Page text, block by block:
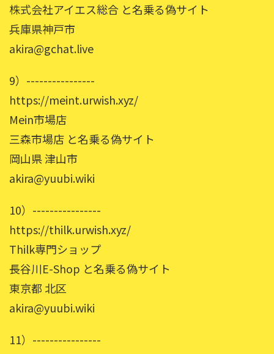
株式会社アイエス総合 と名乗る偽サイト
兵庫県神戸市
akira@gchat.live
9）----------------
https://meint.urwish.xyz/
Mein市場店
三森市場店 と名乗る偽サイト
岡山県 津山市
akira@yuubi.wiki
10）----------------
https://thilk.urwish.xyz/
Thilk専門ショップ
長谷川E-Shop と名乗る偽サイト
東京都 北区
akira@yuubi.wiki
11）----------------